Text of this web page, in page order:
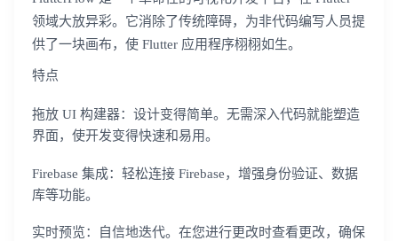
领域大放异彩。它消除了传统障碍，为非代码编写人员提
供了一块画布，使 Flutter 应用程序栩栩如生。
特点
拖放 UI 构建器：设计变得简单。无需深入代码就能塑造
界面，使开发变得快速和易用。
Firebase 集成：轻松连接 Firebase，增强身份验证、数据
库等功能。
实时预览：自信地迭代。在您进行更改时查看更改，确保